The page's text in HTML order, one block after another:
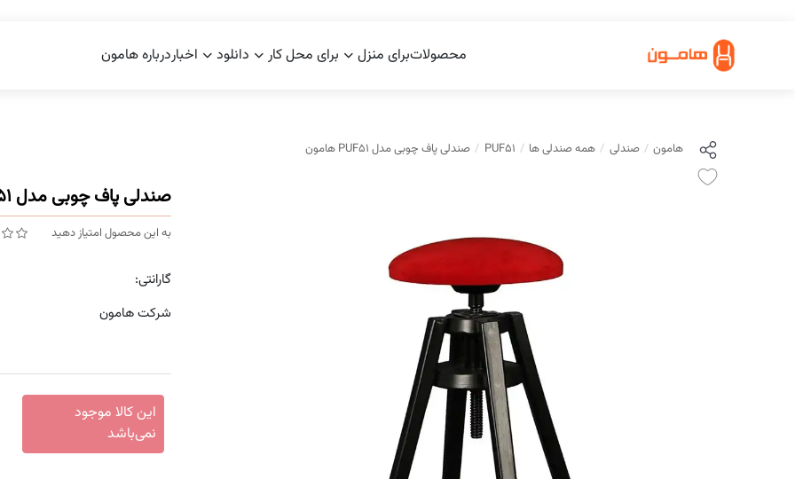
محصولاتبرای منزل برای محل کار دانلود اخباردرباره هامون
صندلی پاف چوبی مدل PUF51 هامون
به این محصول امتیاز دهید
گارانتی:
شرکت هامون
این کالا موجود
نمی‌باشد
هامون صندلی همه صندلی ها PUF51 صندلی پاف چوبی مدل PUF51 هامون